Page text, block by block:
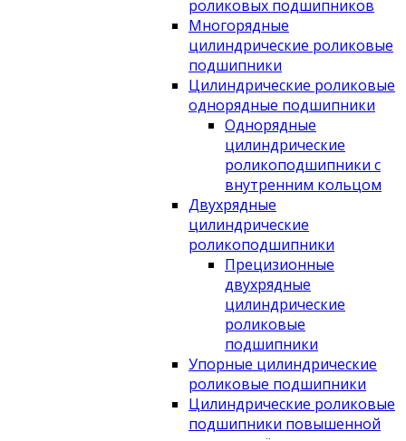
роликовых подшипников
Многорядные
цилиндрические роликовые
подшипники
Цилиндрические роликовые
однорядные подшипники
Однорядные
цилиндрические
роликоподшипники с
внутренним кольцом
Двухрядные
цилиндрические
роликоподшипники
Прецизионные
двухрядные
цилиндрические
роликовые
подшипники
Упорные цилиндрические
роликовые подшипники
Цилиндрические роликовые
подшипники повышенной